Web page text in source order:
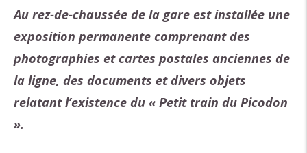
Au rez-de-chaussée de la gare est installée une
exposition permanente comprenant des
photographies et cartes postales anciennes de
la ligne, des documents et divers objets
relatant l’existence du « Petit train du Picodon
».